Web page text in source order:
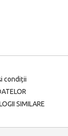
condiții
SIMILARE